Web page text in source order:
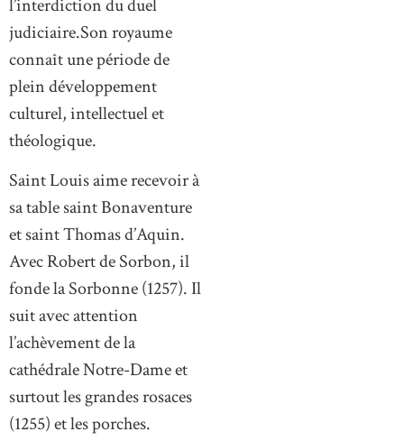
l’interdiction du duel
judiciaire.Son royaume
connaît une période de
plein développement
culturel, intellectuel et
théologique.
Saint Louis aime recevoir à
sa table saint Bonaventure
et saint Thomas d’Aquin.
Avec Robert de Sorbon, il
fonde la Sorbonne (1257). Il
suit avec attention
l’achèvement de la
cathédrale Notre-Dame et
surtout les grandes rosaces
(1255) et les porches.